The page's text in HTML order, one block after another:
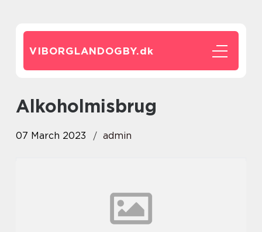
VIBORGLANDOGBY.dk
Alkoholmisbrug
07 March 2023 admin